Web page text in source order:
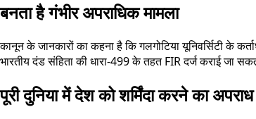
बनता है गंभीर अपराधिक मामला
कानून के जानकारों का कहना है कि गलगोटिया यूनिवर्सिटी के
भारतीय दंड संहिता की धारा-499 के तहत FIR दर्ज कराई जा
पूरी दुनिया में देश को शर्मिंदा करने का